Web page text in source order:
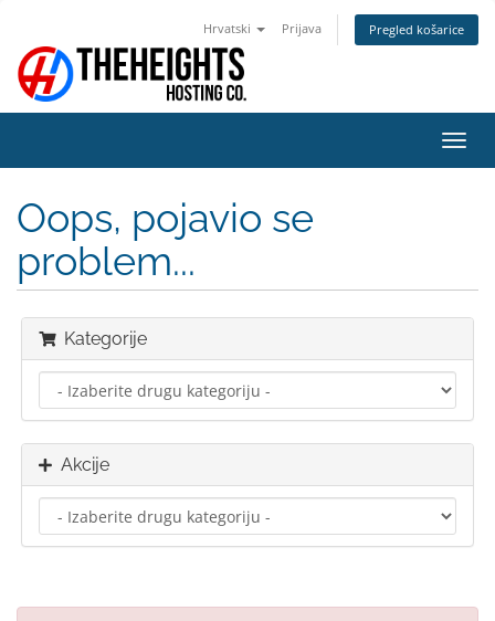
Hrvatski Prijava Pregled košarice
Oops, pojavio se
problem...
Kategorije
Akcije